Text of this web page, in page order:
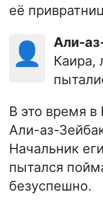
её
👤 Али-
Каира,
В это время
Али-аз-
Начальник
пытался
безуспешно.